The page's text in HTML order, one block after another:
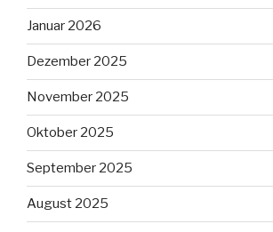
Januar 2026
Dezember 2025
November 2025
Oktober 2025
September 2025
August 2025